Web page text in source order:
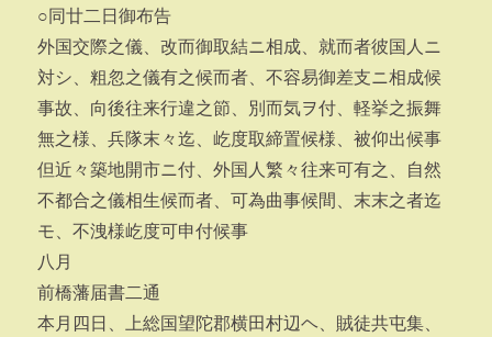
○同廿二日御布告
外国交際之儀、改而御取結ニ相成、就而者彼国人ニ
対シ、粗忽之儀有之候而者、不容易御差支ニ相成候
事故、向後往来行違之節、別而気ヲ付、軽挙之振舞
無之様、兵隊末々迄、屹度取締置候様、被仰出候事
但近々築地開市ニ付、外国人繁々往来可有之、自然
不都合之儀相生候而者、可為曲事候間、末末之者迄
モ、不洩様屹度可申付候事
八月
前橋藩届書二通
本月四日、上総国望陀郡横田村辺ヘ、賊徒共屯集、